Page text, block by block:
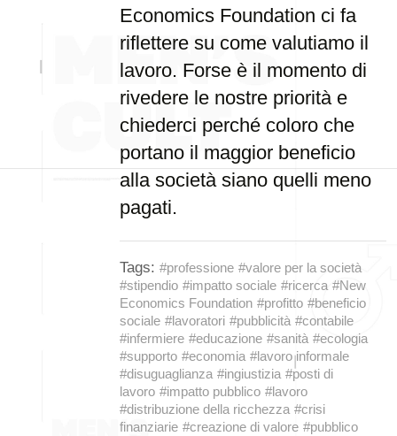
Economics Foundation ci fa
riflettere su come valutiamo il
lavoro. Forse è il momento di
rivedere le nostre priorità e
chiederci perché coloro che
portano il maggior beneficio
alla società siano quelli meno
pagati.
Tags: #professione #valore per la società
#stipendio #impatto sociale #ricerca #New
Economics Foundation #profitto #beneficio
sociale #lavoratori #pubblicità #contabile
#infermiere #educazione #sanità #ecologia
#supporto #economia #lavoro informale
#disuguaglianza #ingiustizia #posti di
lavoro #impatto pubblico #lavoro
#distribuzione della ricchezza #crisi
finanziarie #creazione di valore #pubblico